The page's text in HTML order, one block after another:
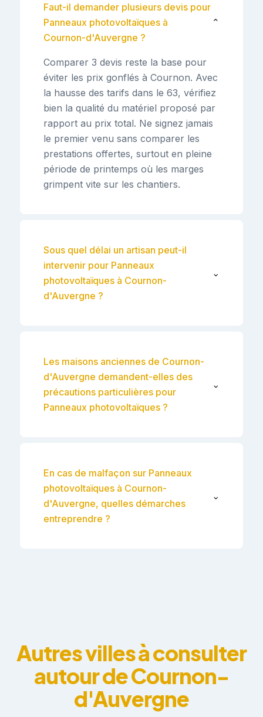
Faut-il demander plusieurs devis pour
Panneaux photovoltaïques à
Cournon-d'Auvergne ?
⌄
Comparer 3 devis reste la base pour
éviter les prix gonflés à Cournon. Avec
la hausse des tarifs dans le 63, vérifiez
bien la qualité du matériel proposé par
rapport au prix total. Ne signez jamais
le premier venu sans comparer les
prestations offertes, surtout en pleine
période de printemps où les marges
grimpent vite sur les chantiers.
Sous quel délai un artisan peut-il
intervenir pour Panneaux
photovoltaïques à Cournon-
d'Auvergne ?
⌄
Les maisons anciennes de Cournon-
d'Auvergne demandent-elles des
précautions particulières pour
Panneaux photovoltaïques ?
⌄
En cas de malfaçon sur Panneaux
photovoltaïques à Cournon-
d'Auvergne, quelles démarches
entreprendre ?
⌄
Autres villes à consulter
autour de Cournon-
d'Auvergne